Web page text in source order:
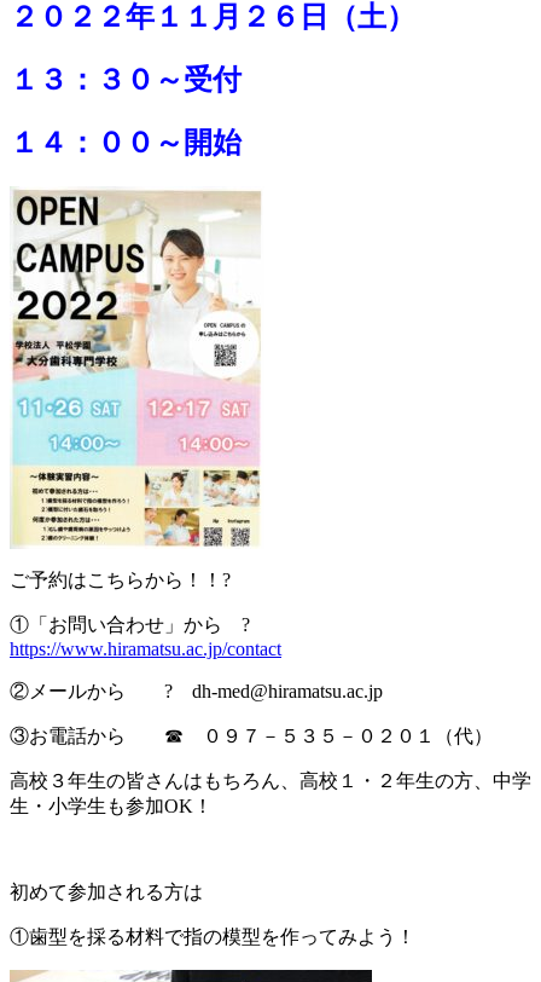
２０２２年１１月２６日（土）
１３：３０～受付
１４：００～開始
ご予約はこちらから！！?
①「お問い合わせ」から ?
https://www.hiramatsu.ac.jp/contact
②メールから ? dh-med@hiramatsu.ac.jp
③お電話から ☎ ０９７－５３５－０２０１（代）
高校３年生の皆さんはもちろん、高校１・２年生の方、中学
生・小学生も参加OK！
初めて参加される方は
①歯型を採る材料で指の模型を作ってみよう！